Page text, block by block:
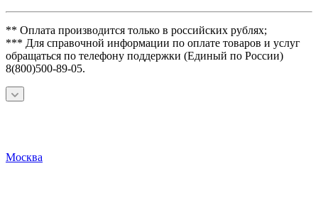
** Оплата производится только в российских рублях;
*** Для справочной информации по оплате товаров и услуг
обращаться по телефону поддержки (Единый по России)
8(800)500-89-05.
Москва